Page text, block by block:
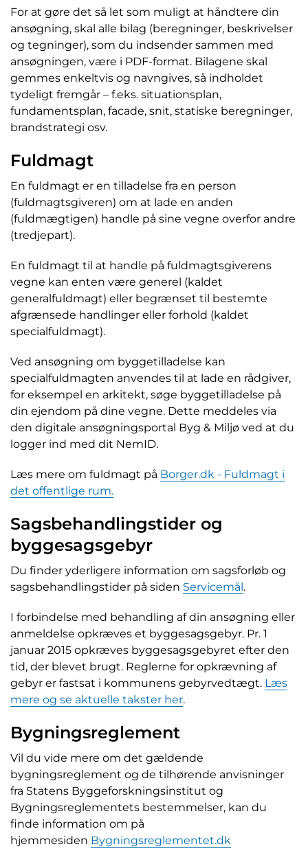
For at gøre det så let som muligt at håndtere din
ansøgning, skal alle bilag (beregninger, beskrivelser
og tegninger), som du indsender sammen med
ansøgningen, være i PDF-format. Bilagene skal
gemmes enkeltvis og navngives, så indholdet
tydeligt fremgår – f.eks. situationsplan,
fundamentsplan, facade, snit, statiske beregninger,
brandstrategi osv.
Fuldmagt
En fuldmagt er en tilladelse fra en person
(fuldmagtsgiveren) om at lade en anden
(fuldmægtigen) handle på sine vegne overfor andre
(tredjepart).
En fuldmagt til at handle på fuldmagtsgiverens
vegne kan enten være generel (kaldet
generalfuldmagt) eller begrænset til bestemte
afgrænsede handlinger eller forhold (kaldet
specialfuldmagt).
Ved ansøgning om byggetilladelse kan
specialfuldmagten anvendes til at lade en rådgiver,
for eksempel en arkitekt, søge byggetilladelse på
din ejendom på dine vegne. Dette meddeles via
den digitale ansøgningsportal Byg & Miljø ved at du
logger ind med dit NemID.
Læs mere om fuldmagt på Borger.dk - Fuldmagt i
det offentlige rum.
Sagsbehandlingstider og
byggesagsgebyr
Du finder yderligere information om sagsforløb og
sagsbehandlingstider på siden Servicemål.
I forbindelse med behandling af din ansøgning eller
anmeldelse opkræves et byggesagsgebyr. Pr. 1
januar 2015 opkræves byggesagsgebyret efter den
tid, der blevet brugt. Reglerne for opkrævning af
gebyr er fastsat i kommunens gebyrvedtægt. Læs
mere og se aktuelle takster her.
Bygningsreglement
Vil du vide mere om det gældende
bygningsreglement og de tilhørende anvisninger
fra Statens Byggeforskningsinstitut og
Bygningsreglementets bestemmelser, kan du
finde information om på
hjemmesiden Bygningsreglementet.dk